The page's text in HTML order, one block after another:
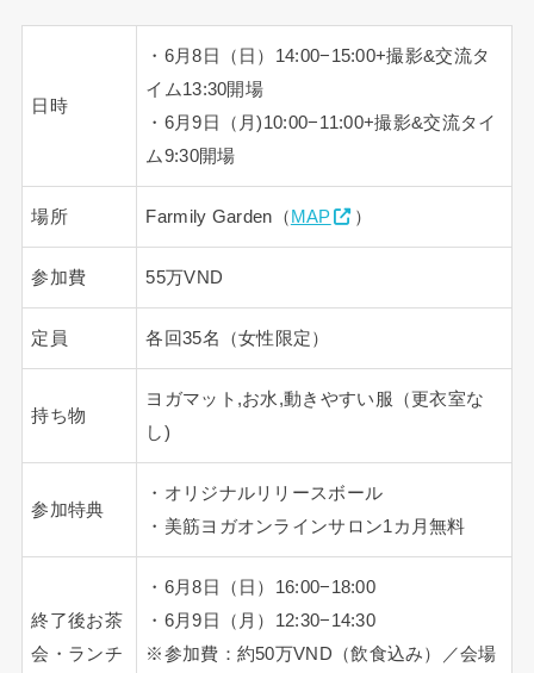
日時
・6月8日（日）14:00−15:00+撮影&交流タ
イム13:30開場
・6月9日（月)10:00−11:00+撮影&交流タイ
ム9:30開場
場所 Farmily Garden（ MAP ）
参加費 55万VND
定員 各回35名（女性限定）
持ち物
ヨガマット,お水,動きやすい服（更衣室な
し)
参加特典
・オリジナルリリースボール
・美筋ヨガオンラインサロン1カ月無料
終了後お茶
会・ランチ
・6月8日（日）16:00−18:00
・6月9日（月）12:30−14:30
※参加費：約50万VND（飲食込み）／会場